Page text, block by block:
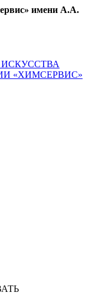
имени А.А.
«ХИМСЕРВИС»